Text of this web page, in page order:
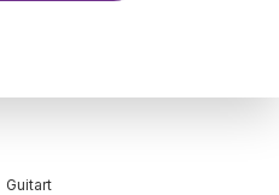
Guitart